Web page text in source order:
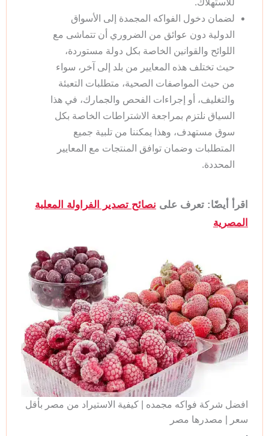
للاستهلاك.
لضمان دخول الفواكه المجمدة إلى الأسواق
الدولية دون عوائق من الضروري أن تتماشى مع
اللوائح والقوانين الخاصة بكل دولة مستوردة،
حيث تختلف هذه المعايير من بلد إلى آخر، سواء
من حيث المواصفات الصحية، متطلبات التعبئة
والتغليف، أو إجراءات الفحص والجمارك، في هذا
السياق نلتزم بمراجعة الاشتراطات الخاصة بكل
سوق مستهدف، وهذا يمكننا من تلبية جميع
المتطلبات وضمان توافق المنتجات مع المعايير
المحددة.
اقرأ أيضًا: تعرف على نصائح تصدير الفراولة المعلبة
المصرية
افضل شركة فواكه مجمده | كيفية الاستيراد من مصر بأقل
سعر | مصدرها مصر